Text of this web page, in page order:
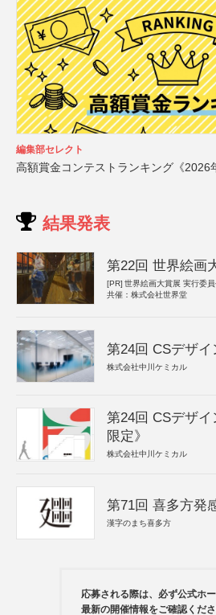
編集部セレクト
高額賞金コンテストランキング《2026
結果発表
第22回 世界絵画
[PR] 世界絵画大賞展 実行委
共催：株式会社世界堂
第24回 CSデザ
株式会社中川ケミカル
第24回 CSデザ
限定》
株式会社中川ケミカル
第71回 喜多方発
漢字のまち喜多方
応募される際は、必ず公式ホ
最新の開催情報をご確認くださ